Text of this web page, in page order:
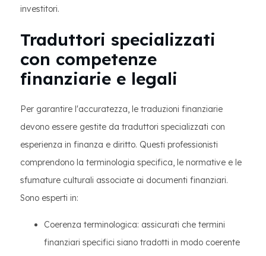
investitori.
Traduttori specializzati
con competenze
finanziarie e legali
Per garantire l'accuratezza, le traduzioni finanziarie
devono essere gestite da traduttori specializzati con
esperienza in finanza e diritto. Questi professionisti
comprendono la terminologia specifica, le normative e le
sfumature culturali associate ai documenti finanziari.
Sono esperti in:
Coerenza terminologica: assicurati che termini
finanziari specifici siano tradotti in modo coerente